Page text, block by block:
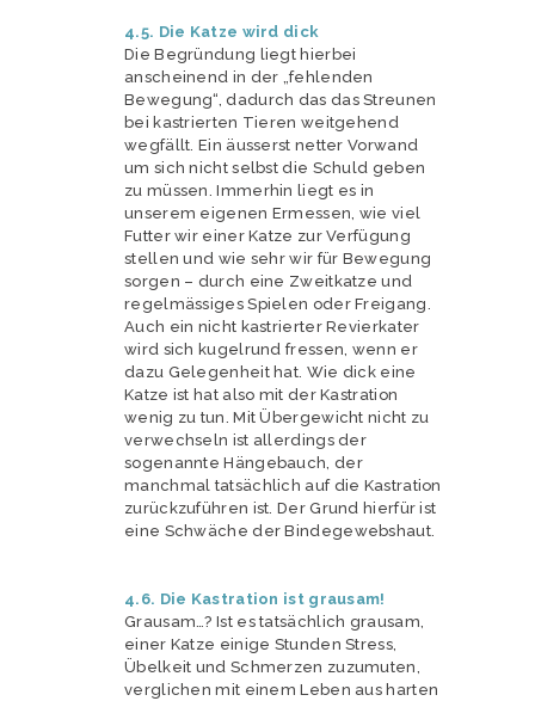
4.5. Die Katze wird dick
Die Begründung liegt hierbei
anscheinend in der „fehlenden
Bewegung“, dadurch das das Streunen
bei kastrierten Tieren weitgehend
wegfällt. Ein äusserst netter Vorwand
um sich nicht selbst die Schuld geben
zu müssen. Immerhin liegt es in
unserem eigenen Ermessen, wie viel
Futter wir einer Katze zur Verfügung
stellen und wie sehr wir für Bewegung
sorgen – durch eine Zweitkatze und
regelmässiges Spielen oder Freigang.
Auch ein nicht kastrierter Revierkater
wird sich kugelrund fressen, wenn er
dazu Gelegenheit hat. Wie dick eine
Katze ist hat also mit der Kastration
wenig zu tun. Mit Übergewicht nicht zu
verwechseln ist allerdings der
sogenannte Hängebauch, der
manchmal tatsächlich auf die Kastration
zurückzuführen ist. Der Grund hierfür ist
eine Schwäche der Bindegewebshaut.
4.6. Die Kastration ist grausam!
Grausam…? Ist es tatsächlich grausam,
einer Katze einige Stunden Stress,
Übelkeit und Schmerzen zuzumuten,
verglichen mit einem Leben aus harten